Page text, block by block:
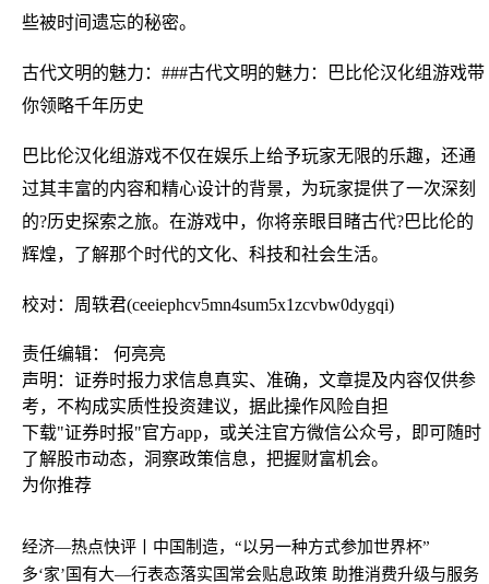
些被时间遗忘的秘密。
古代文明的魅力：###古代文明的魅力：巴比伦汉化组游戏带
你领略千年历史
巴比伦汉化组游戏不仅在娱乐上给予玩家无限的乐趣，还通
过其丰富的内容和精心设计的背景，为玩家提供了一次深刻
的?历史探索之旅。在游戏中，你将亲眼目睹古代?巴比伦的
辉煌，了解那个时代的文化、科技和社会生活。
校对：周轶君(ceeiephcv5mn4sum5x1zcvbw0dygqi)
责任编辑： 何亮亮
声明：证券时报力求信息真实、准确，文章提及内容仅供参
考，不构成实质性投资建议，据此操作风险自担
下载"证券时报"官方app，或关注官方微信公众号，即可随时
了解股市动态，洞察政策信息，把握财富机会。
为你推荐
经济—热点快评丨中国制造，“以另一种方式参加世界杯”
多‘家’国有大—行表态落实国常会贴息政策 助推消费升级与服务